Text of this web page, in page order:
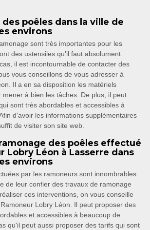
poêles dans la ville de
environs
sont très importantes pour les
des ustensiles qu'il faut absolument
il est incontournable de contacter des
vous conseillons de vous adresser à
Il a en sa disposition les matériels
mener à bien les tâches. De plus, il peut
sont très abordables et accessibles à
d'avoir les informations supplémentaires
de visiter son site web.
des poêles effectué
Lobry Léon à Lasserre dans
environs
par les ramoneurs sont innombrables.
de leur confier des travaux de ramonage
ces interventions, on vous conseille
Lobry Léon. Il peut proposer des
et accessibles à beaucoup de
qu'il peut aussi proposer des tarifs qui sont